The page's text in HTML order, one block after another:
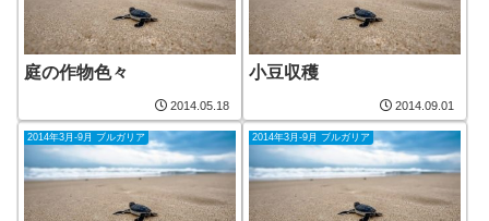
庭の作物色々
2014.05.18
小豆収穫
2014.09.01
2014年3月-9月 ブルガリア 2014年3月-9月 ブルガリア